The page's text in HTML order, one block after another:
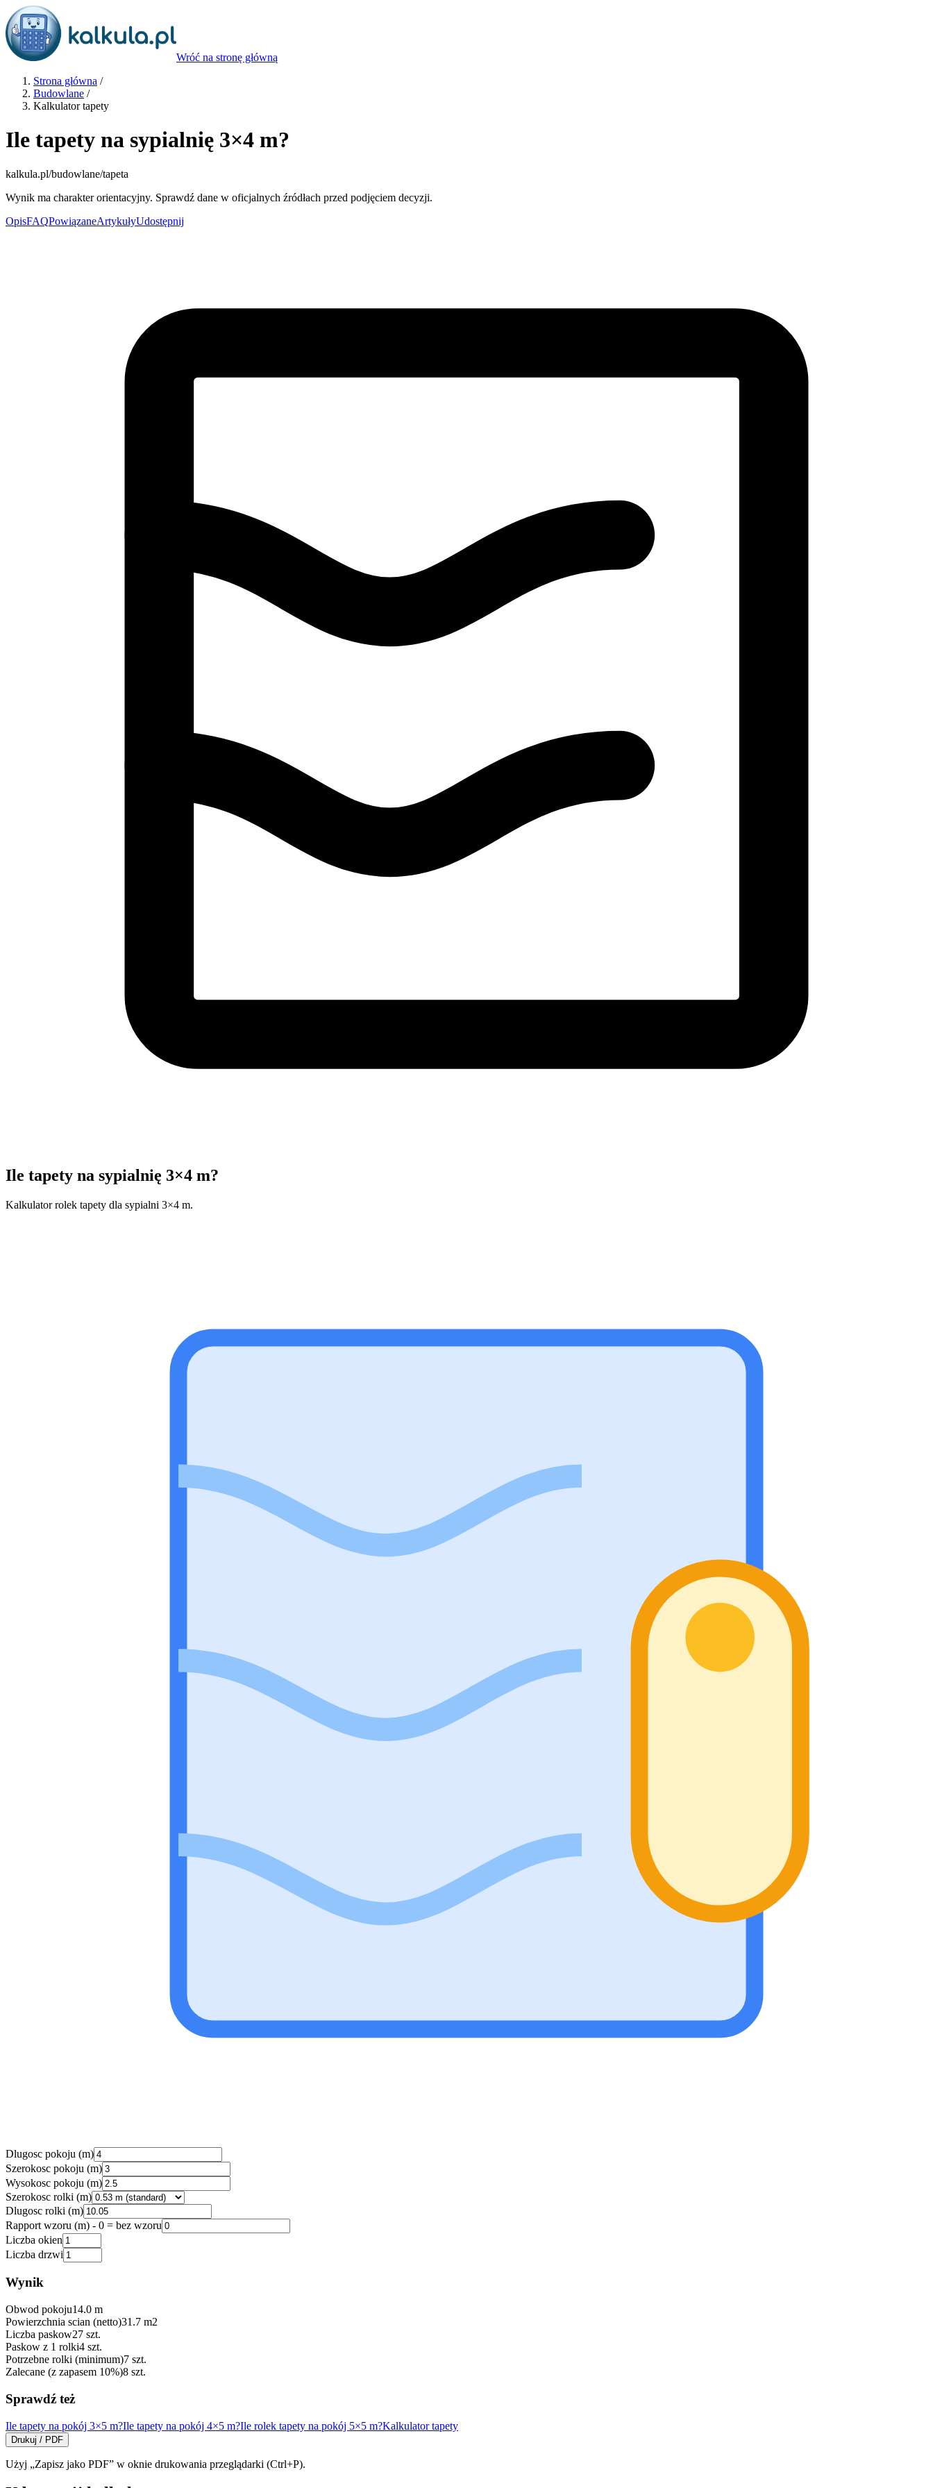
Wróć na stronę główną
Strona główna /
Budowlane /
Kalkulator tapety
Ile tapety na sypialnię 3×4 m?
kalkula.pl/budowlane/tapeta
Wynik ma charakter orientacyjny. Sprawdź dane w oficjalnych źródłach przed podjęciem decyzji.
OpisFAQPowiązaneArtykułyUdostępnij
Ile tapety na sypialnię 3×4 m?
Kalkulator rolek tapety dla sypialni 3×4 m.
Dlugosc pokoju (m)
Szerokosc pokoju (m)
Wysokosc pokoju (m)
Szerokosc rolki (m)
Dlugosc rolki (m)
Rapport wzoru (m) - 0 = bez wzoru
Liczba okien
Liczba drzwi
Wynik
Obwod pokoju14.0 m
Powierzchnia scian (netto)31.7 m2
Liczba paskow27 szt.
Paskow z 1 rolki4 szt.
Potrzebne rolki (minimum)7 szt.
Zalecane (z zapasem 10%)8 szt.
Sprawdź też
Ile tapety na pokój 3×5 m?Ile tapety na pokój 4×5 m?Ile rolek tapety na pokój 5×5 m?Kalkulator tapety
Drukuj / PDF
Użyj „Zapisz jako PDF” w oknie drukowania przeglądarki (Ctrl+P).